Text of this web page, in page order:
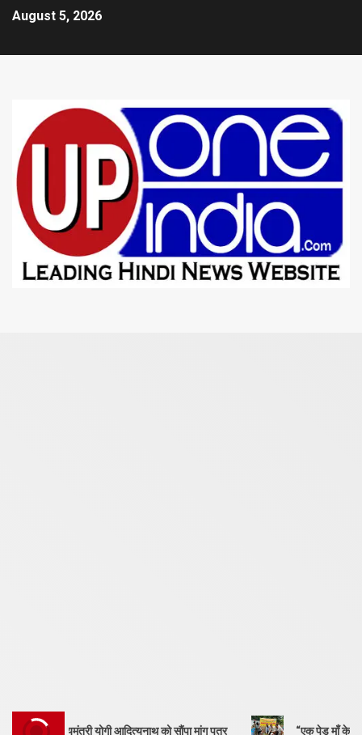
August 5, 2026
योगी आदित्यनाथ को सौंपा मांग पत्र “एक पेड़ माँ के नाम” – सेण्ट